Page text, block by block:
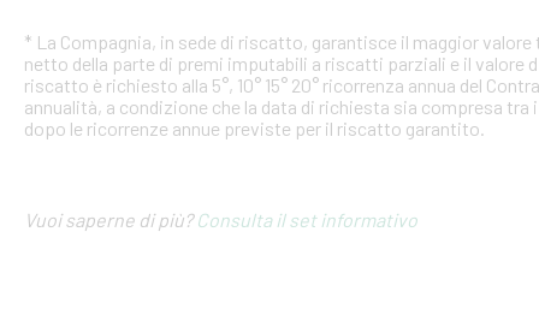
* La Compagnia, in sede di riscatto, garantisce il maggior
netto della parte di premi imputabili a riscatti parziali e il valore
riscatto è richiesto alla 5°, 10° 15° 20° ricorrenza annua del
annualità, a condizione che la data di richiesta sia compresa tra
dopo le ricorrenze annue previste per il riscatto garantito.
Vuoi saperne di più?Consulta il set informativo